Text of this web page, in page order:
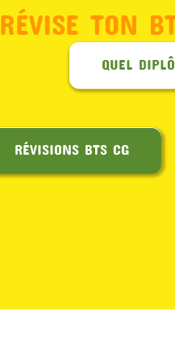
RÉVISE TON
QUEL
RÉVISIONS BTS CG